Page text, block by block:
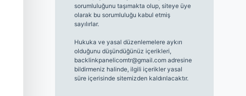
sorumluluğunu taşımakta olup, siteye üye
olarak bu sorumluluğu kabul etmiş
sayılırlar.
Hukuka ve yasal düzenlemelere aykırı
olduğunu düşündüğünüz içerikleri,
backlinkpanelicomtr@gmail.comadresine
bildirmeniz halinde, ilgili içerikler yasal
süre içerisinde sitemizden kaldırılacaktır.